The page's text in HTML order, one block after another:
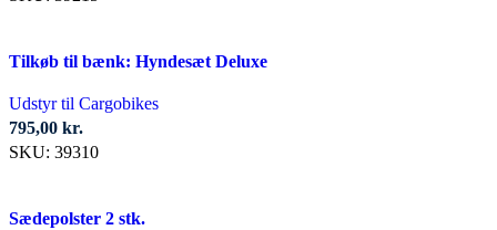
Tilkøb til bænk: Hyndesæt Deluxe
Udstyr til Cargobikes
795,00 kr.
SKU: 39310
Sædepolster 2 stk.